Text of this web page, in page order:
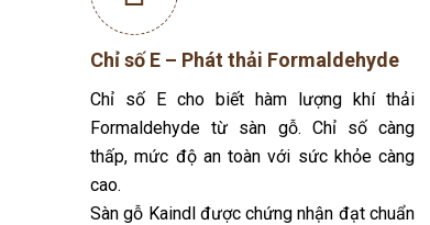
Chỉ số E – Phát thải Formaldehyde
Chỉ số E cho biết hàm lượng khí thải
Formaldehyde từ sàn gỗ. Chỉ số càng
thấp, mức độ an toàn với sức khỏe càng
cao.
Sàn gỗ Kaindl được chứng nhận đạt chuẩn